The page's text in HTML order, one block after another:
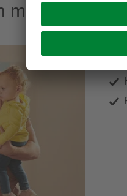
machen wir